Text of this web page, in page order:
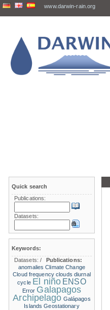
www.darwin-rain.org
Quick search
Publications:
Datasets:
Keywords:
Datasets:/
Publications:
anomalies Climate Change
Cloud frequency clouds diurnal
cycle El niño ENSO
Error Galapagos
Archipelago Galápagos
Islands Geostationary